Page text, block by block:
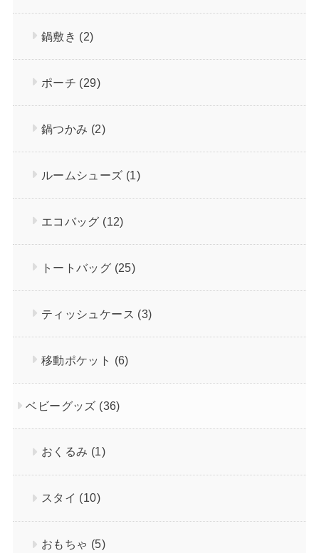
鍋敷き (2)
ポーチ (29)
鍋つかみ (2)
ルームシューズ (1)
エコバッグ (12)
トートバッグ (25)
ティッシュケース (3)
移動ポケット (6)
ベビーグッズ (36)
おくるみ (1)
スタイ (10)
おもちゃ (5)